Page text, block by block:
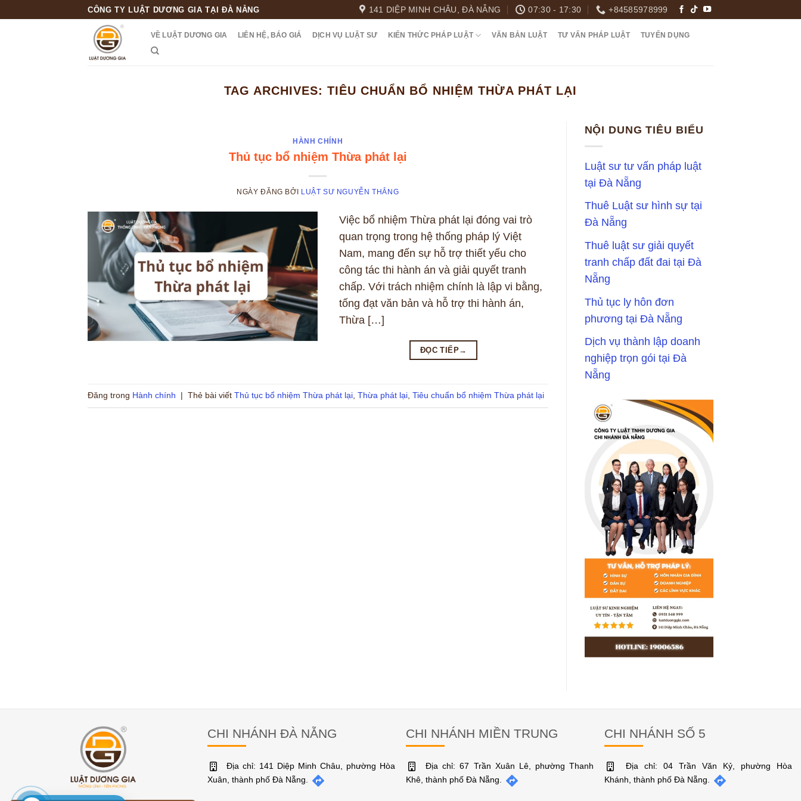
CÔNG TY LUẬT DƯƠNG GIA TẠI ĐÀ NẴNG 141 DIỆP MINH CHÂU, ĐÀ NẴNG 07:30 - 17:30 +84585978999
VỀ LUẬT DƯƠNG GIA LIÊN HỆ, BÁO GIÁ DỊCH VỤ LUẬT SƯ KIẾN THỨC PHÁP LUẬT VĂN BẢN LUẬT TƯ VẤN PHÁP LUẬT TUYỂN DỤNG
TAG ARCHIVES: TIÊU CHUẨN BỔ NHIỆM THỪA PHÁT LẠI
HÀNH CHÍNH
Thủ tục bổ nhiệm Thừa phát lại
NGÀY ĐĂNG BỞI LUẬT SƯ NGUYỄN THẮNG
Việc bổ nhiệm Thừa phát lại đóng vai trò
quan trọng trong hệ thống pháp lý Việt
Nam, mang đến sự hỗ trợ thiết yếu cho
công tác thi hành án và giải quyết tranh
chấp. Với trách nhiệm chính là lập vi bằng,
tống đạt văn bản và hỗ trợ thi hành án,
Thừa […]
ĐỌC TIẾP→
Đăng trong Hành chính | Thẻ bài viết Thủ tục bổ nhiệm Thừa phát lại, Thừa phát lại, Tiêu chuẩn bổ nhiệm Thừa phát lại
NỘI DUNG TIÊU BIỂU
Luật sư tư vấn pháp luật
tại Đà Nẵng
Thuê Luật sư hình sự tại
Đà Nẵng
Thuê luật sư giải quyết
tranh chấp đất đai tại Đà
Nẵng
Thủ tục ly hôn đơn
phương tại Đà Nẵng
Dịch vụ thành lập doanh
nghiệp trọn gói tại Đà
Nẵng
CHI NHÁNH ĐÀ NẴNG
Địa chỉ: 141 Diệp Minh Châu, phường Hòa
Xuân, thành phố Đà Nẵng.
CHI NHÁNH MIỀN TRUNG
Địa chỉ: 67 Trần Xuân Lê, phường Thanh
Khê, thành phố Đà Nẵng.
CHI NHÁNH SỐ 5
Địa chỉ: 04 Trần Văn Kỷ, phường Hòa
Khánh, thành phố Đà Nẵng.